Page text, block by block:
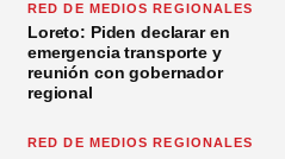
RED DE MEDIOS REGIONALES
Loreto: Piden declarar en
emergencia transporte y
reunión con gobernador
regional
RED DE MEDIOS REGIONALES